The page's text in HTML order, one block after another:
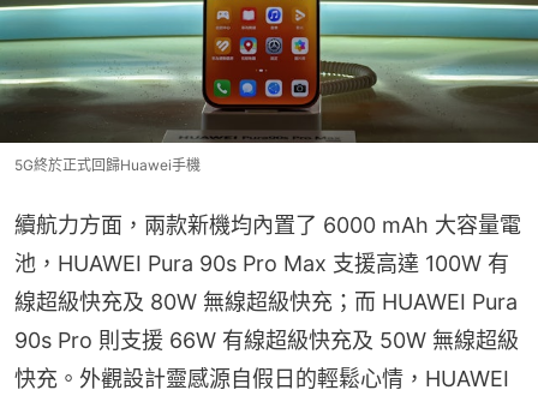
5G終於正式回歸Huawei手機
續航力方面，兩款新機均內置了 6000 mAh 大容量電
池，HUAWEI Pura 90s Pro Max 支援高達 100W 有
線超級快充及 80W 無線超級快充；而 HUAWEI Pura
90s Pro 則支援 66W 有線超級快充及 50W 無線超級
快充。外觀設計靈感源自假日的輕鬆心情，HUAWEI